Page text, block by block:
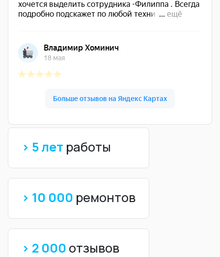
> 5 лет работы
> 10 000 ремонтов
> 2 000 отзывов